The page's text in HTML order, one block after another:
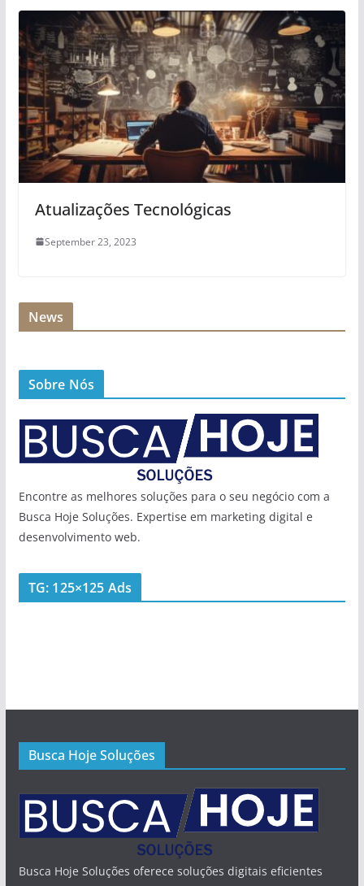
Atualizações Tecnológicas
September 23, 2023
News
Sobre Nós
Encontre as melhores soluções para o seu negócio com a
Busca Hoje Soluções. Expertise em marketing digital e
desenvolvimento web.
TG: 125×125 Ads
Busca Hoje Soluções
Busca Hoje Soluções oferece soluções digitais eficientes